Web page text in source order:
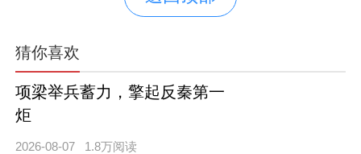
猜你喜欢
项梁举兵蓄力，擎起反秦第一
炬
2026-08-07 1.8万阅读